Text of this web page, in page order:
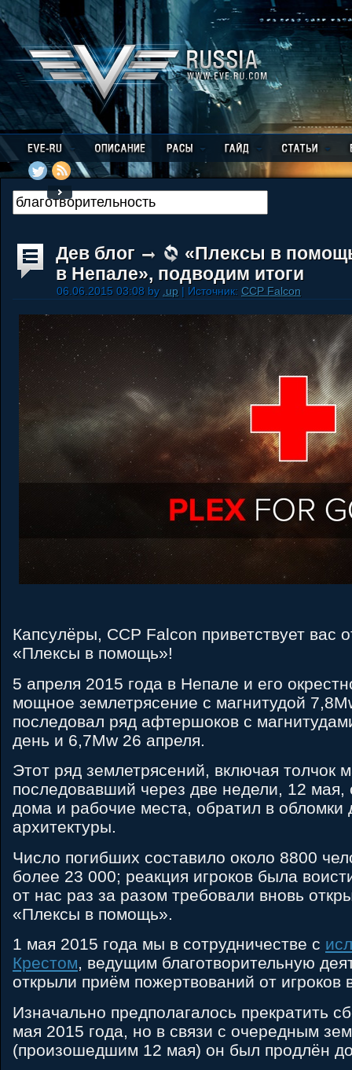
Дев блог
«Плексы в
в Непале», подводим итоги
06.06.2015 03:08 by .up | Источник: CCP Falcon
Капсулёры, CCP Falcon приветствует вас
«Плексы в помощь»!
5 апреля 2015 года в Непале и его
мощное землетрясение с магнитудой
последовал ряд афтершоков с
день и 6,7Mw 26 апреля.
Этот ряд землетрясений, включая толчок
последовавший через две недели, 12 мая,
дома и рабочие места, обратил в обломки
архитектуры.
Число погибших составило около 8800
более 23 000; реакция игроков была
от нас раз за разом требовали вновь
«Плексы в помощь».
1 мая 2015 года мы в сотрудничестве с
Крестом, ведущим благотворительную
открыли приём пожертвований от игроков
Изначально предполагалось прекратить
мая 2015 года, но в связи с очередным
(произошедшим 12 мая) он был продлён